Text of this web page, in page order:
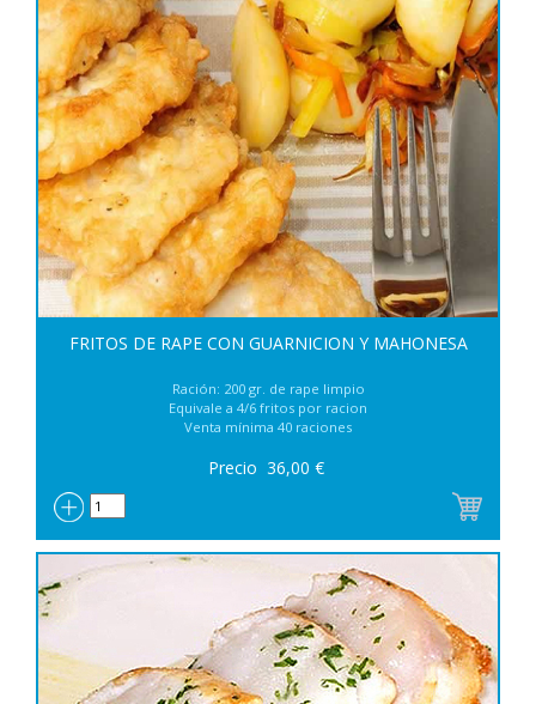
FRITOS DE RAPE CON GUARNICION Y MAHONESA
Ración: 200 gr. de rape limpio
Equivale a 4/6 fritos por racion
Venta mínima 40 raciones
Precio 36,00 €